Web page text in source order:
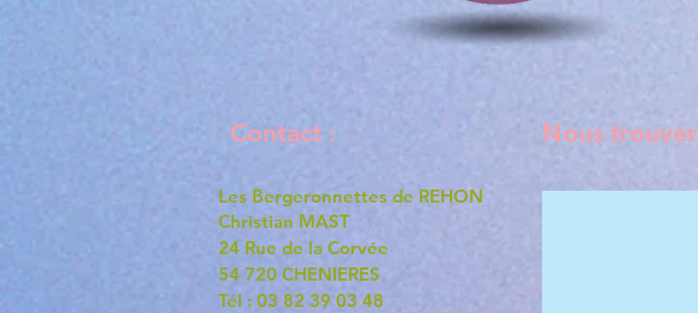
Contact :
Les Bergeronnettes de REHON
Christian MAST
24 Rue de la Corvée
54 720 CHENIERES
Tél : 03 82 39 03 48
Nous trouver